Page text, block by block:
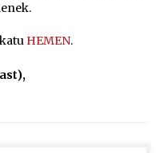
jaietako bertso-saioa
HEMEN.
,